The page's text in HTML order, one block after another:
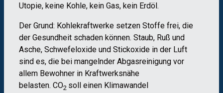
Utopie, keine Kohle, kein Gas, kein Erdöl.
Der Grund: Kohlekraftwerke setzen Stoffe frei, die
der Gesundheit schaden können. Staub, Ruß und
Asche, Schwefeloxide und Stickoxide in der Luft
sind es, die bei mangelnder Abgasreinigung vor
allem Bewohner in Kraftwerksnähe
belasten. CO2 soll einen Klimawandel